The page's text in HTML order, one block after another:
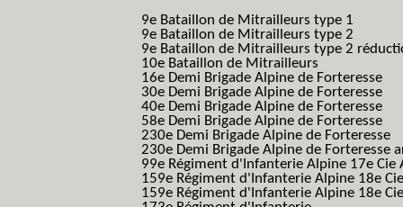
9e Bataillon de Mitrailleurs type 1
9e Bataillon de Mitrailleurs type 2
9e Bataillon de Mitrailleurs type 2
10e Bataillon de Mitrailleurs
16e Demi Brigade Alpine de Forteresse
30e Demi Brigade Alpine de Forteresse
40e Demi Brigade Alpine de Forteresse
58e Demi Brigade Alpine de Forteresse
230e Demi Brigade Alpine de Forteresse
230e Demi Brigade Alpine de Forteresse
99e Régiment d'Infanterie Alpine 17e
159e Régiment d'Infanterie Alpine 18e
159e Régiment d'Infanterie Alpine 18e